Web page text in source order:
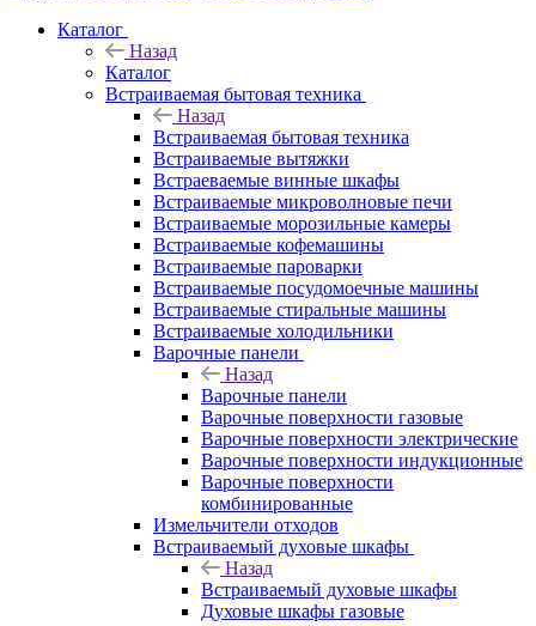
Каталог
Назад
Каталог
Встраиваемая бытовая техника
Назад
Встраиваемая бытовая техника
Встраиваемые вытяжки
Встраеваемые винные шкафы
Встраиваемые микроволновые печи
Встраиваемые морозильные камеры
Встраиваемые кофемашины
Встраиваемые пароварки
Встраиваемые посудомоечные машины
Встраиваемые стиральные машины
Встраиваемые холодильники
Варочные панели
Назад
Варочные панели
Варочные поверхности газовые
Варочные поверхности электрические
Варочные поверхности индукционные
Варочные поверхности
комбинированные
Измельчители отходов
Встраиваемый духовые шкафы
Назад
Встраиваемый духовые шкафы
Духовые шкафы газовые